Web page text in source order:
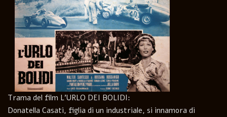
Trama del film L’URLO DEI BOLIDI:
Donatella Casati, figlia di un industriale, si innamora di